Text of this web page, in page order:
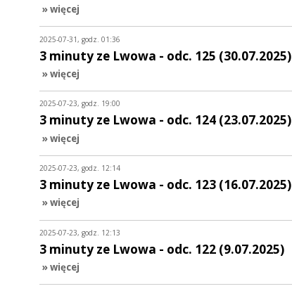
» więcej
2025-07-31, godz. 01:36
3 minuty ze Lwowa - odc. 125 (30.07.2025)
» więcej
2025-07-23, godz. 19:00
3 minuty ze Lwowa - odc. 124 (23.07.2025)
» więcej
2025-07-23, godz. 12:14
3 minuty ze Lwowa - odc. 123 (16.07.2025)
» więcej
2025-07-23, godz. 12:13
3 minuty ze Lwowa - odc. 122 (9.07.2025)
» więcej